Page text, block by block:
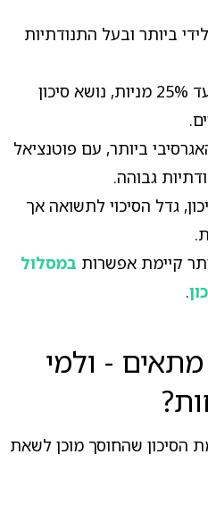
ביותר ובעל התנודתיות
המסלול המשולב, עם עד 25% מניות, נושא סיכון
ביותר, עם פוטנציאל
גבוהה.
גדל הסיכוי לתשואה אך
קיימת אפשרות במסלול
.
- ולמי
הסיכון שהחוסך מוכן לשאת